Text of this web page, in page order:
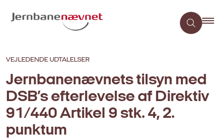
VEJLEDENDE UDTALELSER
Jernbanenævnets tilsyn med
DSB’s efterlevelse af Direktiv
91/440 Artikel 9 stk. 4, 2.
punktum